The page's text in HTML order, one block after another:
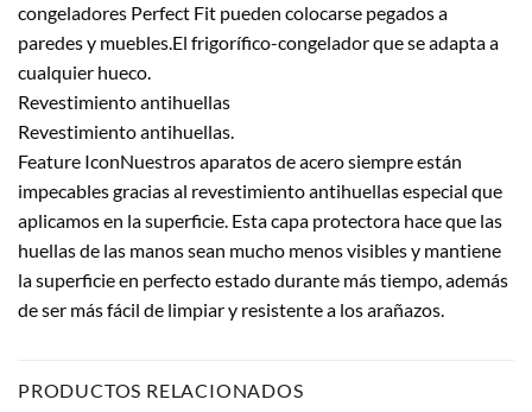
congeladores Perfect Fit pueden colocarse pegados a
paredes y muebles.El frigorífico-congelador que se adapta a
cualquier hueco.
Revestimiento antihuellas
Revestimiento antihuellas.
Feature IconNuestros aparatos de acero siempre están
impecables gracias al revestimiento antihuellas especial que
aplicamos en la superficie. Esta capa protectora hace que las
huellas de las manos sean mucho menos visibles y mantiene
la superficie en perfecto estado durante más tiempo, además
de ser más fácil de limpiar y resistente a los arañazos.
PRODUCTOS RELACIONADOS